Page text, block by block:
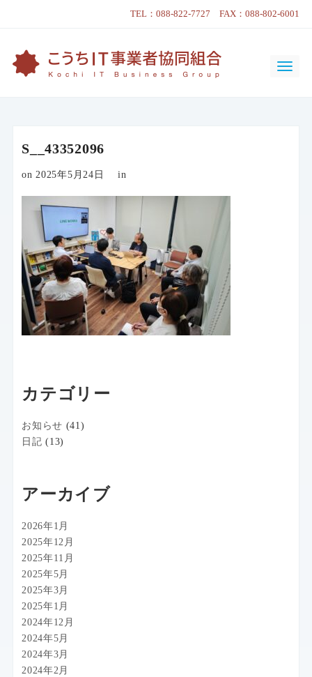
TEL：088-822-7727 FAX：088-802-6001
S__43352096
on 2025年5月24日 in
カテゴリー
お知らせ (41)
日記 (13)
アーカイブ
2026年1月
2025年12月
2025年11月
2025年5月
2025年3月
2025年1月
2024年12月
2024年5月
2024年3月
2024年2月